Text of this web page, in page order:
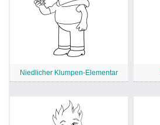
Niedlicher Klumpen-Elementar